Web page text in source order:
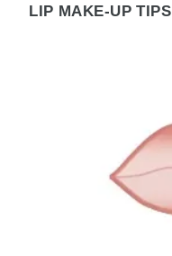
LIP MAKE-UP TIPS